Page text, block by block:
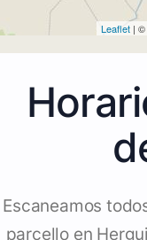
Leaflet | ©
Escaneamos
parcello en